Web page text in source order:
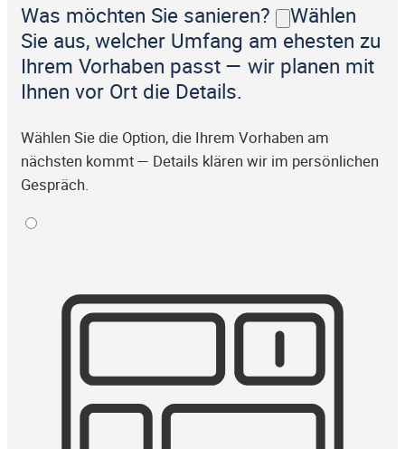
Was möchten Sie sanieren?
Wählen
Sie aus, welcher Umfang am ehesten zu
Ihrem Vorhaben passt — wir planen mit
Ihnen vor Ort die Details.
Wählen Sie die Option, die Ihrem Vorhaben am
nächsten kommt — Details klären wir im persönlichen
Gespräch.